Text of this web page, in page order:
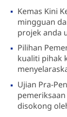
Kemas Kini
mingguan
projek anda
Pilihan
kualiti pihak
Ujian Pra-
disokong